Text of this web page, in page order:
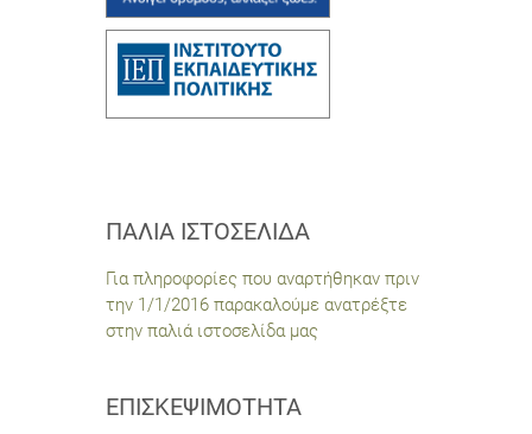
ΠΑΛΙΆ ΙΣΤΟΣΕΛΊΔΑ
Για πληροφορίες που αναρτήθηκαν πριν
την 1/1/2016 παρακαλούμε ανατρέξτε
στην παλιά ιστοσελίδα μας
ΕΠΙΣΚΕΨΙΜΌΤΗΤΑ